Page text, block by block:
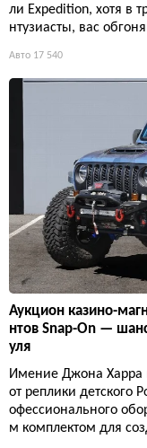
ли Expedition, хотя в
нтузиасты, вас
Авто 17 540
Аукцион казино-
нтов Snap-On —
уля
Имение Джона Харра
от реплики детского
офессионального
м комплектом для